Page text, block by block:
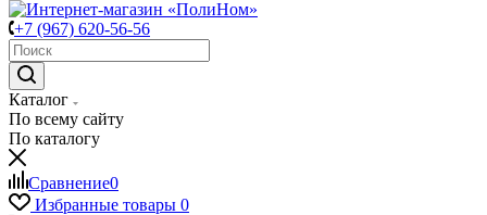
+7 (967) 620-56-56
Каталог
По всему сайту
По каталогу
Сравнение0
Избранные товары 0